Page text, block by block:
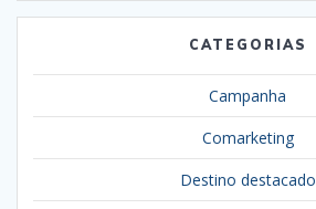
CATEGORIAS
Campanha
Comarketing
Destino destacado